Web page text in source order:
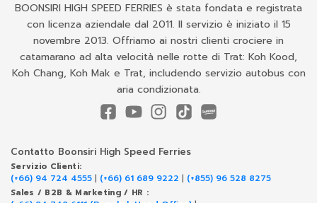
BOONSIRI HIGH SPEED FERRIES è stata fondata e registrata
con licenza aziendale dal 2011. Il servizio è iniziato il 15
novembre 2013. Offriamo ai nostri clienti crociere in
catamarano ad alta velocità nelle rotte di Trat: Koh Kood,
Koh Chang, Koh Mak e Trat, includendo servizio autobus con
aria condizionata.
Contatto Boonsiri High Speed Ferries
Servizio Clienti:
(+66) 94 724 4555 | (+66) 61 689 9222 | (+855) 96 528 8275
Sales / B2B & Marketing / HR :